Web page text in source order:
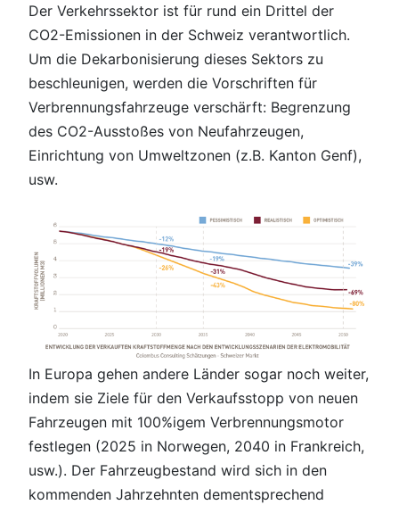
Der Verkehrssektor ist für rund ein Drittel der
CO2-Emissionen in der Schweiz verantwortlich.
Um die Dekarbonisierung dieses Sektors zu
beschleunigen, werden die Vorschriften für
Verbrennungsfahrzeuge verschärft: Begrenzung
des CO2-Ausstoßes von Neufahrzeugen,
Einrichtung von Umweltzonen (z.B. Kanton Genf),
usw.
In Europa gehen andere Länder sogar noch weiter,
indem sie Ziele für den Verkaufsstopp von neuen
Fahrzeugen mit 100%igem Verbrennungsmotor
festlegen (2025 in Norwegen, 2040 in Frankreich,
usw.). Der Fahrzeugbestand wird sich in den
kommenden Jahrzehnten dementsprechend